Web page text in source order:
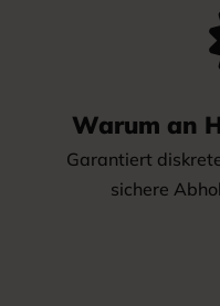
Warum an
Garantiert
sichere